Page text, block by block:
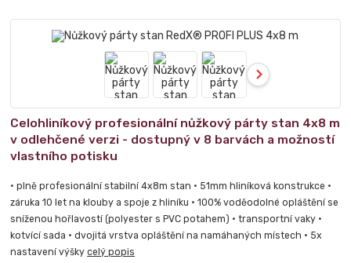
Celohliníkový profesionální nůžkový párty stan 4x8 m
v odlehčené verzi - dostupný v 8 barvách a možností
vlastního potisku
• plně profesionální stabilní 4x8m stan • 51mm hliníková konstrukce •
záruka 10 let na klouby a spoje z hliníku • 100% voděodolné opláštění se
sníženou hořlavostí (polyester s PVC potahem) • transportní vaky •
kotvící sada • dvojitá vrstva opláštění na namáhaných místech • 5x
nastavení výškycelý popis